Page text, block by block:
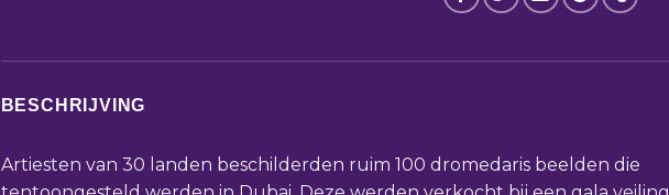
BESCHRIJVING
Artiesten van 30 landen beschilderden ruim 100 dromedaris beelden die